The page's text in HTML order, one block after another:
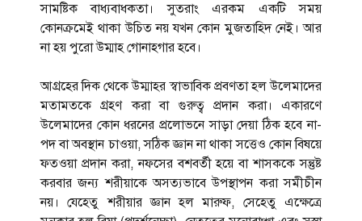
সামষ্টিক বাধ্যবাধকতা। সুতরাং এরকম একটি সময়
কোনক্রমেই থাকা উচিত নয় যখন কোন মুজতাহিদ নেই। আর
না হয় পুরো উম্মাহ গোনাহগার হবে।
আগ্রহের দিক থেকে উম্মাহর স্বাভাবিক প্রবণতা হল উলেমাদের
মতামতকে গ্রহণ করা বা গুরুত্ব প্রদান করা। একারণে
উলেমাদের কোন ধরনের প্রলোভনে সাড়া দেয়া ঠিক হবে না-
পদ বা অবস্থান চাওয়া, সঠিক জ্ঞান না থাকা সত্তেও কোন বিষয়ে
ফতওয়া প্রদান করা, নফসের বশবর্তী হয়ে বা শাসককে সন্তুষ্ট
করবার জন্য শরীয়াকে অসত্যভাবে উপস্থাপন করা সমীচীন
নয়। যেহেতু শরীয়ার জ্ঞান হল মারুফ, সেহেতু এক্ষেত্রে